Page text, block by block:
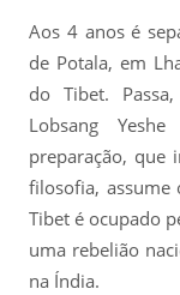
Aos 4 anos é
de Potala, em
do Tibet.
Lobsang
preparação, que
filosofia,
Tibet é ocupado
uma rebelião
na Índia.